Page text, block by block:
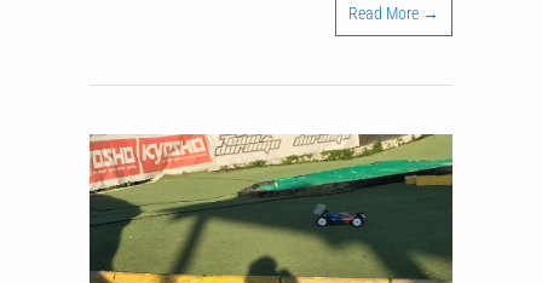
Read More →